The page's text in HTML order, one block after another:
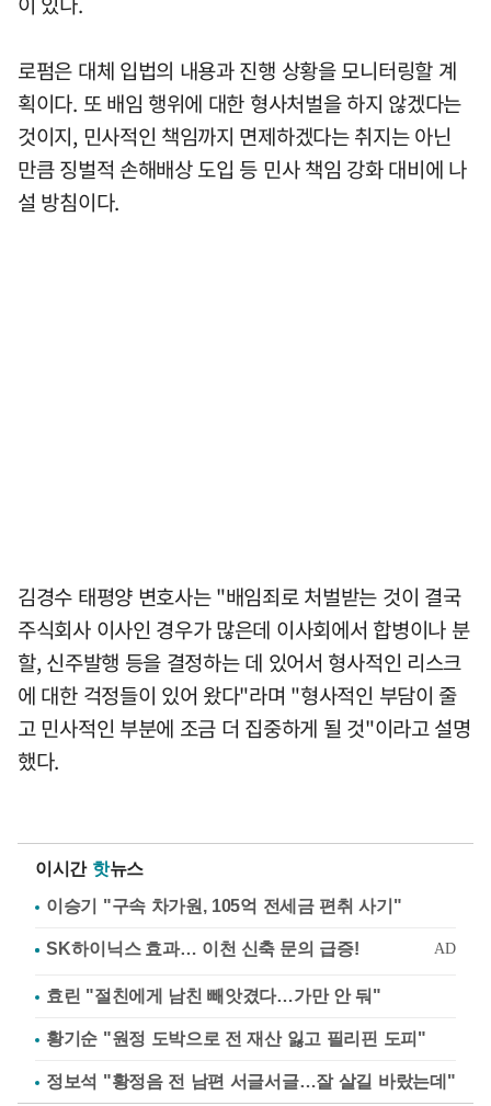
로펌은 대체 입법의 내용과 진행 상황을 모니터링할 계
획이다. 또 배임 행위에 대한 형사처벌을 하지 않겠다는
것이지, 민사적인 책임까지 면제하겠다는 취지는 아닌
만큼 징벌적 손해배상 도입 등 민사 책임 강화 대비에 나
설 방침이다.
김경수 태평양 변호사는 "배임죄로 처벌받는 것이 결국
주식회사 이사인 경우가 많은데 이사회에서 합병이나 분
할, 신주발행 등을 결정하는 데 있어서 형사적인 리스크
에 대한 걱정들이 있어 왔다"라며 "형사적인 부담이 줄
고 민사적인 부분에 조금 더 집중하게 될 것"이라고 설명
했다.
이시간 핫뉴스
이승기 "구속 차가원, 105억 전세금 편취 사기"
효린 "절친에게 남친 빼앗겼다…가만 안 둬"
황기순 "원정 도박으로 전 재산 잃고 필리핀 도피"
정보석 "황정음 전 남편 서글서글…잘 살길 바랐는데"